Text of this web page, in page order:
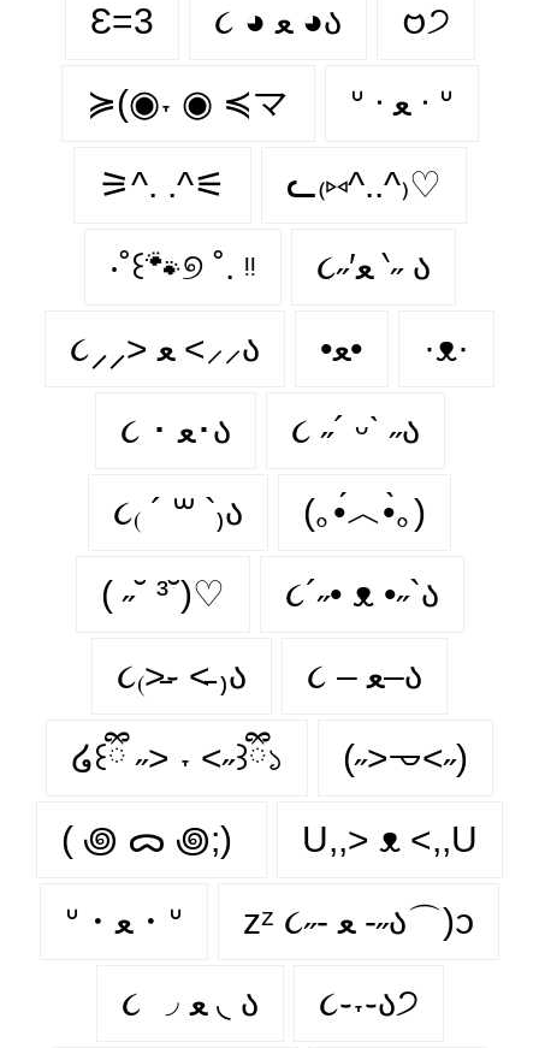
Ɛ=3 ૮ ◕ ﻌ ◕ა 𑄝੭
≽(◉˕ ◉ ≼マ ᐡ ᐧ ﻌ ᐧ ᐡ
⚞^. .^⚟ ᓚ₍⑅^..^₎♡
‧˚꒰🐾୭ ˚. ᵎᵎ ૮˶′ﻌ ‵˶ ა
૮⸝⸝> ﻌ <⸝⸝ა •ﻌ• ·ᴥ·
૮ ･ ﻌ･ა ૮ ˶´ ᵕˋ ˶ა
૮₍ ´ ꒳ `₎ა (｡•́︿•̀｡)
( ˶˘ ³˘)♡ ૮´˶• ᴥ •˶`ა
૮₍˃̵֊ ˂̵ ₎ა ૮ – ﻌ–ა
໒꒰ྀི ˶> ˕ <˶꒱ྀི১ (˶˃𐃷˂˶)
( ꩜ ᯅ ꩜;)⁭ ⁭ U,,> ᴥ <,,U
ᐡ・ﻌ・ᐡ zᶻ ૮˶- ﻌ -˶ა⌒)ᦱ
૮ ◞ ﻌ ◟ ა ૮֊˕֊ა੭